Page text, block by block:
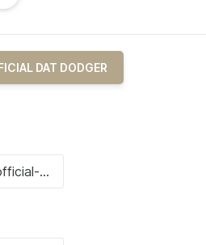
DAT DODGER